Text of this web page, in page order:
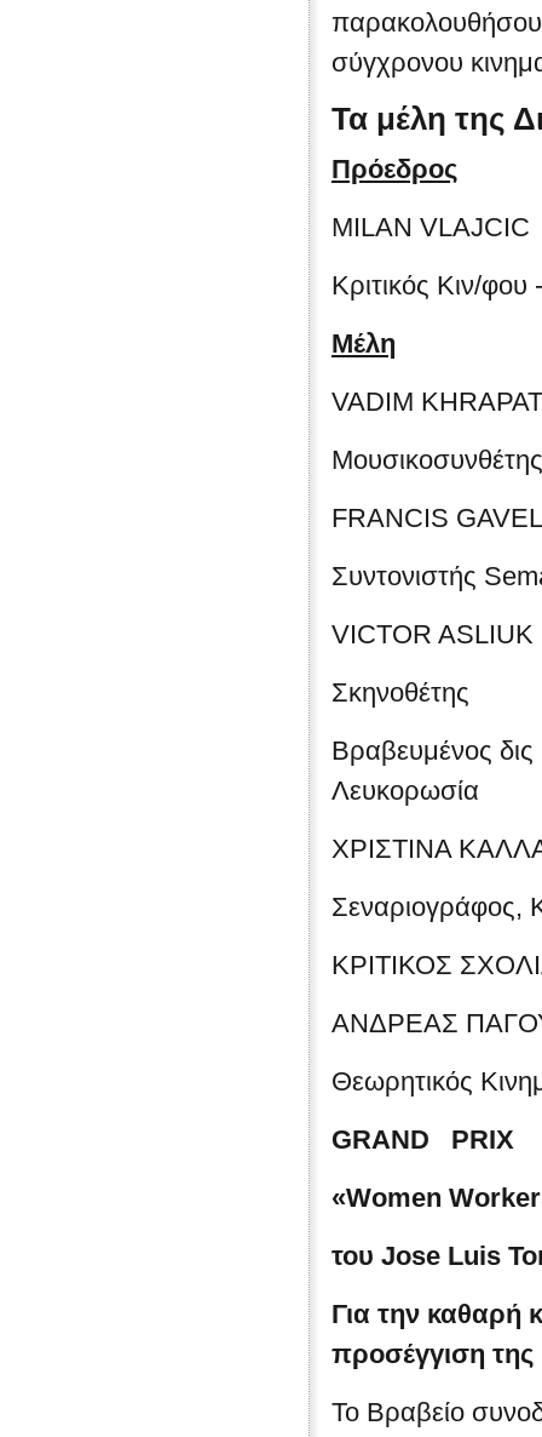
σύγχρονου
Τα μέλη της
Πρόεδρος
MΙLAN VLAJCIC
Κριτικός Κιν/
Μέλη
VADIM
FRANCIS
Συντονιστής
VICTOR ASLIUK
Σκηνοθέτης
Βραβευμένος
Λευκορωσία
ΧΡΙΣΤΙΝΑ
Σεναριογράφος,
ΚΡΙΤΙΚΟΣ
ΑΝΔΡΕΑΣ
Θεωρητικός
GRAND
PRIX
«Women
του Jose Luis
Για την καθαρή
προσέγγιση
Το Βραβείο